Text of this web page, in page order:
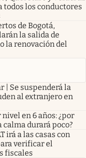
todos los conductores
de Bogotá,
la salida de
la renovación del
| Se suspenderá la
al extranjero en
en 6 años: ¿por
durará poco?
irá a las casas con
verificar el
fiscales